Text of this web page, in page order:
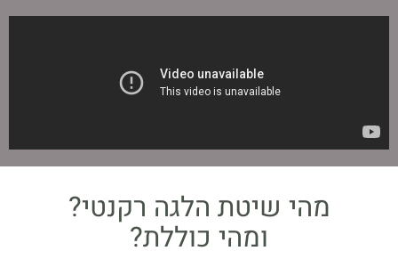
מהי שיטת הלגה רקנטי?
ומהי כוללת?